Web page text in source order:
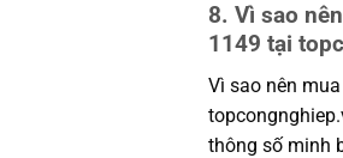
8. Vì sao
1149 tại
Vì sao nên
thông số minh